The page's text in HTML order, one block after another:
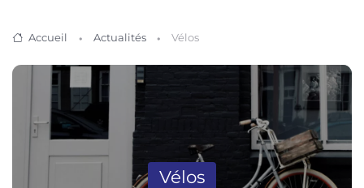
Accueil Actualités Vélos
Vélos